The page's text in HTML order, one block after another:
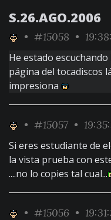
S.26.AGO.2006
• #15058 •
He estado
página del tocadiscos
impresiona
• #15057 •
Si eres estudiante de
la vista prueba con
....no lo copies tal cual...
• #15056 •